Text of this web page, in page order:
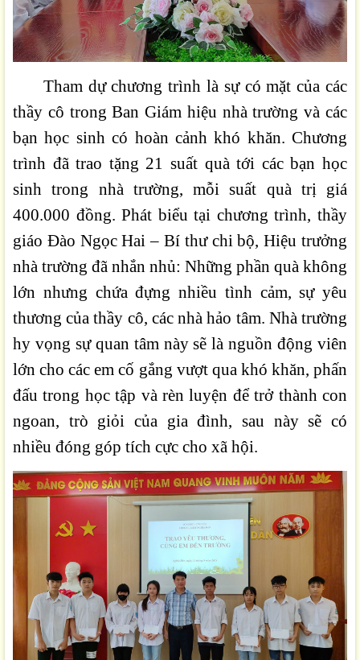
Tham dự chương trình là sự có mặt của các
thầy cô trong Ban Giám hiệu nhà trường và các
bạn học sinh có hoàn cảnh khó khăn. Chương
trình đã trao tặng 21 suất quà tới các bạn học
sinh trong nhà trường, mỗi suất quà trị giá
400.000 đồng. Phát biểu tại chương trình, thầy
giáo Đào Ngọc Hai – Bí thư chi bộ, Hiệu trưởng
nhà trường đã nhắn nhủ: Những phần quà không
lớn nhưng chứa đựng nhiều tình cảm, sự yêu
thương của thầy cô, các nhà hảo tâm. Nhà trường
hy vọng sự quan tâm này sẽ là nguồn động viên
lớn cho các em cố gắng vượt qua khó khăn, phấn
đấu trong học tập và rèn luyện để trở thành con
ngoan, trò giỏi của gia đình, sau này sẽ có
nhiều đóng góp tích cực cho xã hội.